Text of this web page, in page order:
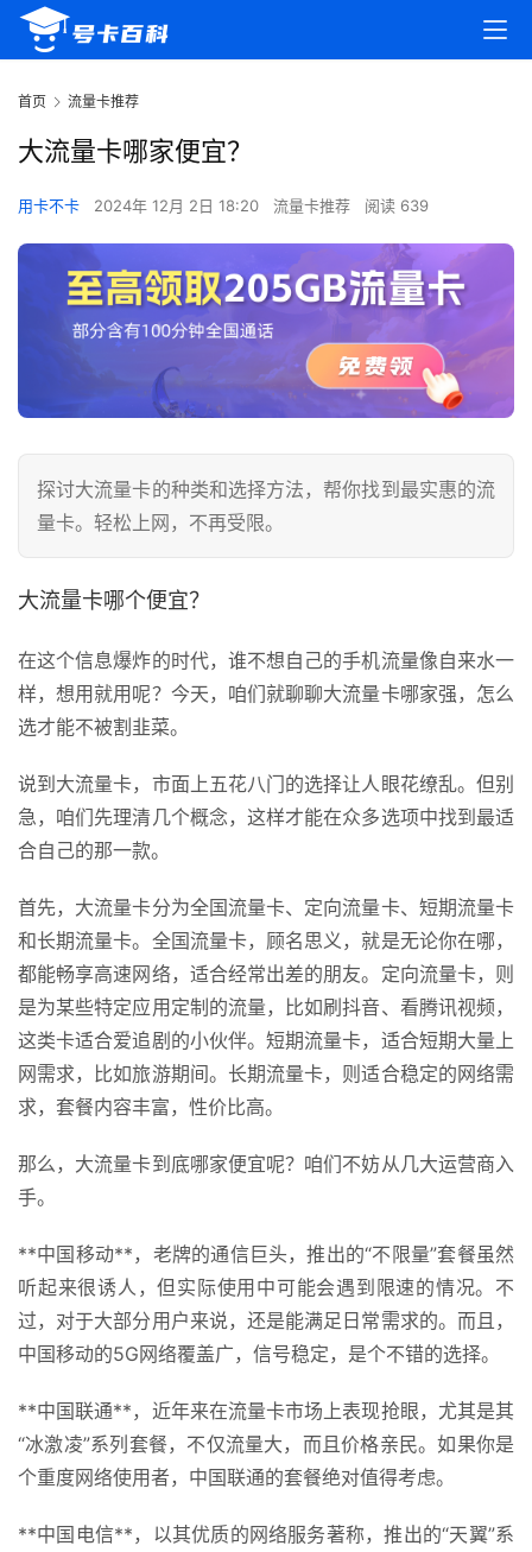
首
页
号
首页 流量卡推荐
大流量卡哪家便宜？
用卡不卡 2024年 12月 2日 18:20 流量卡推荐 阅读 639
探讨大流量卡的种类和选择方法，帮你找到最实惠的流
量卡。轻松上网，不再受限。
大流量卡哪个便宜？
在这个信息爆炸的时代，谁不想自己的手机流量像自来水一
样，想用就用呢？今天，咱们就聊聊大流量卡哪家强，怎么
选才能不被割韭菜。
说到大流量卡，市面上五花八门的选择让人眼花缭乱。但别
急，咱们先理清几个概念，这样才能在众多选项中找到最适
合自己的那一款。
首先，大流量卡分为全国流量卡、定向流量卡、短期流量卡
和长期流量卡。全国流量卡，顾名思义，就是无论你在哪，
都能畅享高速网络，适合经常出差的朋友。定向流量卡，则
是为某些特定应用定制的流量，比如刷抖音、看腾讯视频，
这类卡适合爱追剧的小伙伴。短期流量卡，适合短期大量上
网需求，比如旅游期间。长期流量卡，则适合稳定的网络需
求，套餐内容丰富，性价比高。
那么，大流量卡到底哪家便宜呢？咱们不妨从几大运营商入
手。
**中国移动**，老牌的通信巨头，推出的“不限量”套餐虽然
听起来很诱人，但实际使用中可能会遇到限速的情况。不
过，对于大部分用户来说，还是能满足日常需求的。而且，
中国移动的5G网络覆盖广，信号稳定，是个不错的选择。
**中国联通**，近年来在流量卡市场上表现抢眼，尤其是其
“冰激凌”系列套餐，不仅流量大，而且价格亲民。如果你是
个重度网络使用者，中国联通的套餐绝对值得考虑。
**中国电信**，以其优质的网络服务著称，推出的“天翼”系